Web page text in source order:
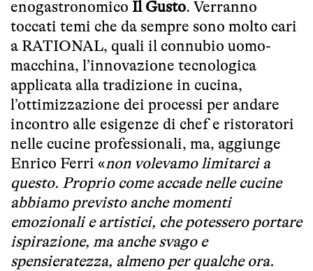
enogastronomico Il Gusto. Verranno
toccati temi che da sempre sono molto cari
a RATIONAL, quali il connubio uomo-
macchina, l’innovazione tecnologica
applicata alla tradizione in cucina,
l’ottimizzazione dei processi per andare
incontro alle esigenze di chef e ristoratori
nelle cucine professionali, ma, aggiunge
Enrico Ferri «non volevamo limitarci a
questo. Proprio come accade nelle cucine
abbiamo previsto anche momenti
emozionali e artistici, che potessero portare
ispirazione, ma anche svago e
spensieratezza, almeno per qualche ora.